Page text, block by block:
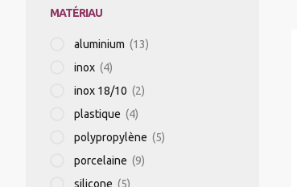
MACHINES À PÂTES
CHARIOTS DISTRIBUTEURS
MATÉRIAU
aluminium (13)
inox (4)
inox 18/10 (2)
plastique (4)
polypropylène (5)
porcelaine (9)
silicone (5)